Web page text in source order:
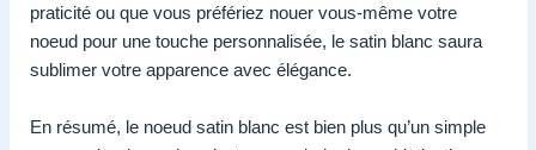
praticité ou que vous préfériez nouer vous-même votre
noeud pour une touche personnalisée, le satin blanc saura
sublimer votre apparence avec élégance.
En résumé, le noeud satin blanc est bien plus qu’un simple